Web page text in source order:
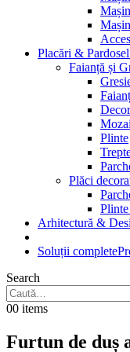
Placări &
Faianță și
Plinte
Plăci
Arhitectură &
Soluții complete
Search
00 items
Furtun de duș